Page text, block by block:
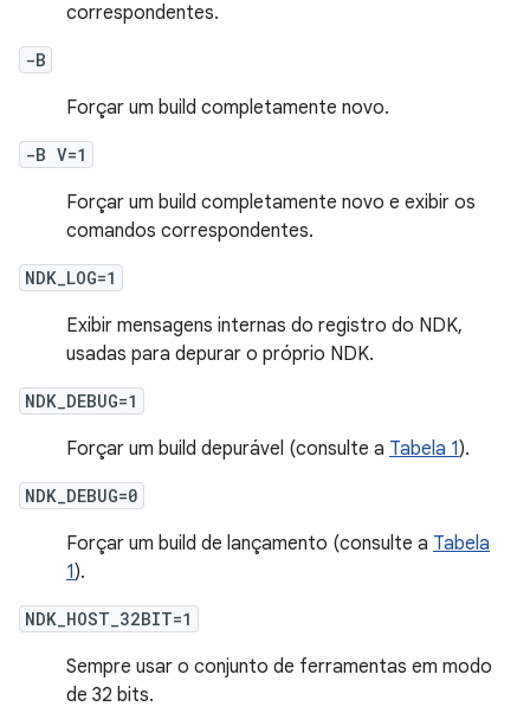
correspondentes.
-B
Forçar um build completamente novo.
-B V=1
Forçar um build completamente novo e exibir os
comandos correspondentes.
NDK_LOG=1
Exibir mensagens internas do registro do NDK,
usadas para depurar o próprio NDK.
NDK_DEBUG=1
Forçar um build depurável (consulte a Tabela 1).
NDK_DEBUG=0
Forçar um build de lançamento (consulte a Tabela
1).
NDK_HOST_32BIT=1
Sempre usar o conjunto de ferramentas em modo
de 32 bits.